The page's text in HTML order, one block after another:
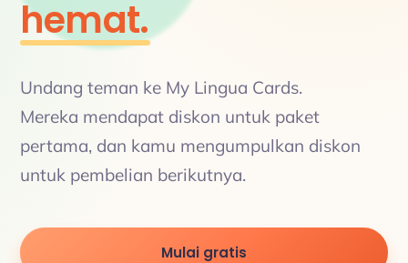
hemat.
Undang teman ke My Lingua Cards.
Mereka mendapat diskon untuk paket
pertama, dan kamu mengumpulkan diskon
untuk pembelian berikutnya.
Mulai gratis